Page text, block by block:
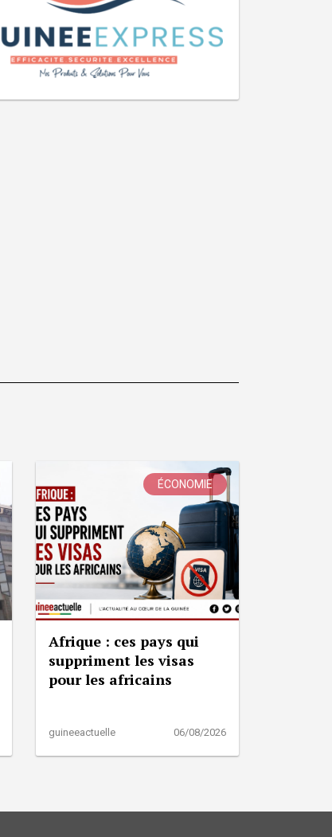
ÉCONOMIE
Afrique : ces pays qui
suppriment les visas
pour les africains
guineeactuelle 06/08/2026